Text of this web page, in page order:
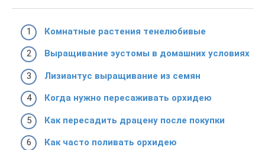
Комнатные растения тенелюбивые
Выращивание эустомы в домашних условиях
Лизиантус выращивание из семян
Когда нужно пересаживать орхидею
Как пересадить драцену после покупки
Как часто поливать орхидею